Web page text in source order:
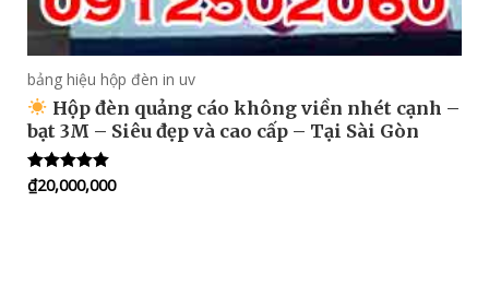
bảng hiệu hộp đèn in uv
Hộp đèn quảng cáo không viền nhét cạnh –
bạt 3M – Siêu đẹp và cao cấp – Tại Sài Gòn
Rated
5.00
₫20,000,000